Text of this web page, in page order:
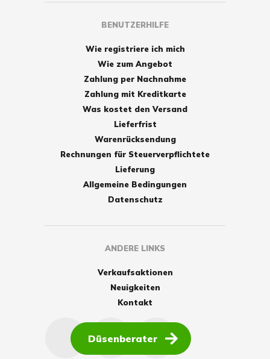
BENUTZERHILFE
Wie registriere ich mich
Wie zum Angebot
Zahlung per Nachnahme
Zahlung mit Kreditkarte
Was kostet den Versand
Lieferfrist
Warenrücksendung
Rechnungen für Steuerverpflichtete
Lieferung
Allgemeine Bedingungen
Datenschutz
ANDERE LINKS
Verkaufsaktionen
Neuigkeiten
Kontakt
Düsenberater